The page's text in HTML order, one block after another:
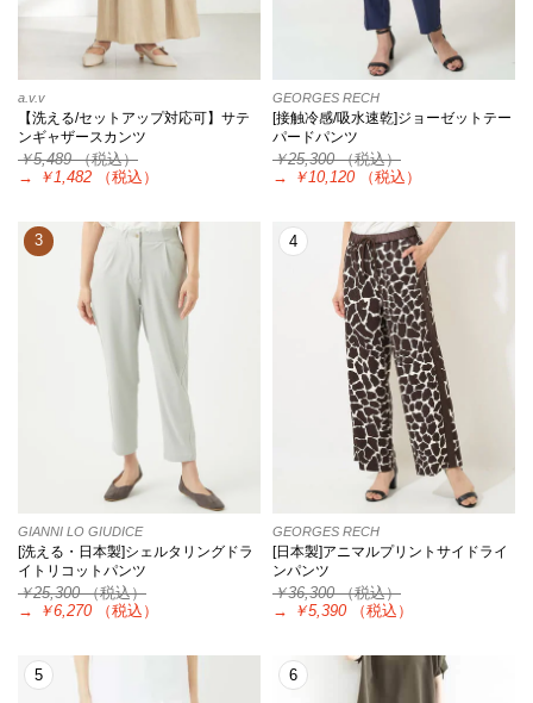
a.v.v
【洗える/セットアップ対応可】サテ
ンギャザースカンツ
￥5,489（税込）
→
￥1,482 （税込）
GEORGES RECH
[接触冷感/吸水速乾]ジョーゼットテー
パードパンツ
￥25,300（税込）
→
￥10,120 （税込）
3
GIANNI LO GIUDICE
[洗える・日本製]シェルタリングドラ
イトリコットパンツ
￥25,300（税込）
→
￥6,270 （税込）
4
GEORGES RECH
[日本製]アニマルプリントサイドライ
ンパンツ
￥36,300（税込）
→
￥5,390 （税込）
5 6